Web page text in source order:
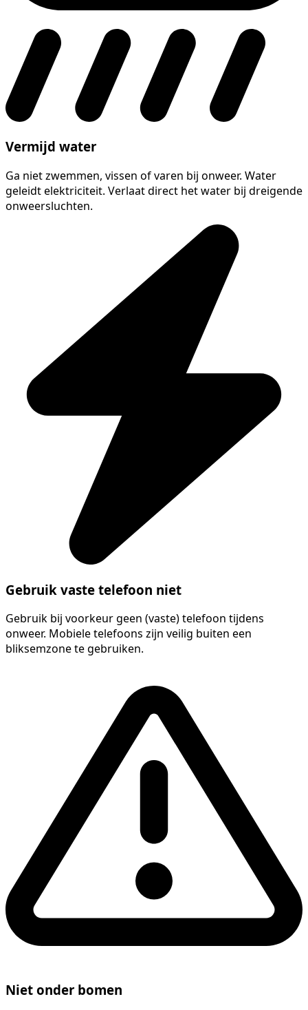
Vermijd water
Ga niet zwemmen, vissen of varen bij onweer. Water
geleidt elektriciteit. Verlaat direct het water bij dreigende
onweersluchten.
Gebruik vaste telefoon niet
Gebruik bij voorkeur geen (vaste) telefoon tijdens
onweer. Mobiele telefoons zijn veilig buiten een
bliksemzone te gebruiken.
Niet onder bomen